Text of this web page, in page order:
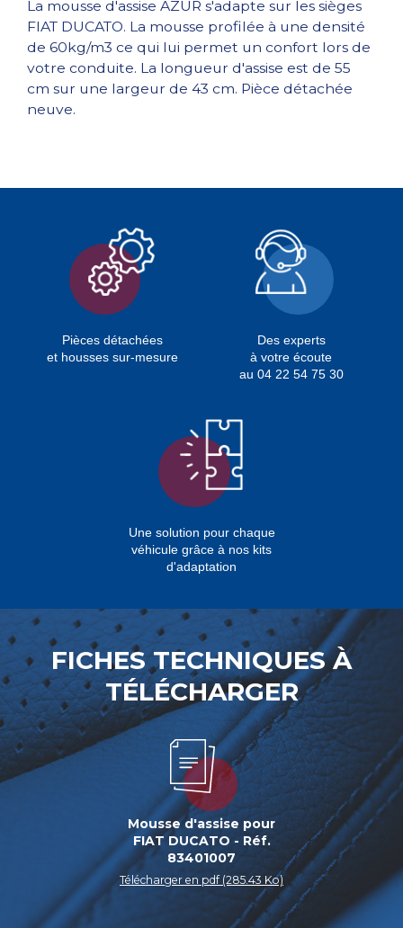
La mousse d'assise AZUR s'adapte sur les sièges
FIAT DUCATO. La mousse profilée à une densité
de 60kg/m3 ce qui lui permet un confort lors de
votre conduite. La longueur d'assise est de 55
cm sur une largeur de 43 cm. Pièce détachée
neuve.
Pièces détachées
et housses sur-mesure
Des experts
à votre écoute
au 04 22 54 75 30
Une solution pour chaque
véhicule grâce à nos kits
d'adaptation
FICHES TECHNIQUES À
TÉLÉCHARGER
Mousse d'assise pour
FIAT DUCATO - Réf.
83401007
Télécharger en pdf (285.43 Ko)